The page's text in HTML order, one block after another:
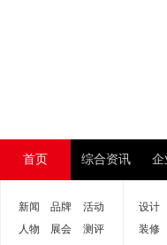
首页 综合资讯 企
新闻 品牌
活动
人物
展会 测评
设计
装修